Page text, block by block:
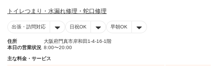
トイレつまり・水漏れ修理・蛇口修理
出張・訪問対応 日祝OK 早朝OK
住所
大阪府門真市岸和田1-4-16-1階
本日の営業状況 8:00〜20:00
主な料金・サービス